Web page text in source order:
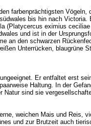
farbenprächtigsten Vögeln,
bis hin nach Victoria.
(Platycercus eximius
und ist in der
an den schwarzen
Unterrücken, blaugrüne
Er entfaltet erst
Haltung. In der
Natur sind sie
weichen Mais und Reis,
und zur Brutzeit auch